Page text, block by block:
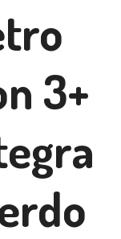
3+